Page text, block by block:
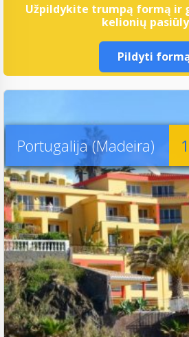
Užpildykite trumpą formą ir
kelionių
Pildyti
Portugalija (Madeira)